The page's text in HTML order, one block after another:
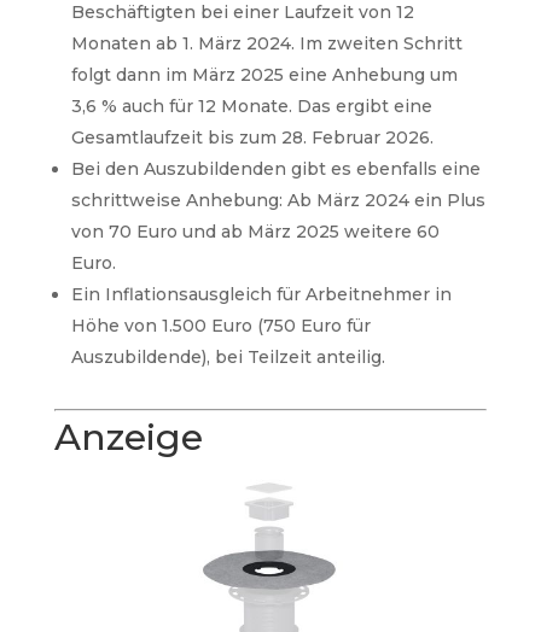
Beschäftigten bei einer Laufzeit von 12
Monaten ab 1. März 2024. Im zweiten Schritt
folgt dann im März 2025 eine Anhebung um
3,6 % auch für 12 Monate. Das ergibt eine
Gesamtlaufzeit bis zum 28. Februar 2026.
Bei den Auszubildenden gibt es ebenfalls eine
schrittweise Anhebung: Ab März 2024 ein Plus
von 70 Euro und ab März 2025 weitere 60
Euro.
Ein Inflationsausgleich für Arbeitnehmer in
Höhe von 1.500 Euro (750 Euro für
Auszubildende), bei Teilzeit anteilig.
Anzeige